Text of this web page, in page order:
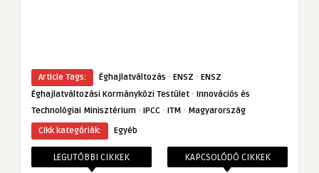
Article Tags: Éghajlatváltozás · ENSZ · ENSZ
Éghajlatváltozási Kormányközi Testület · Innovációs és
Technológiai Minisztérium · IPCC · ITM · Magyarország
Cikk kategóriák:
Egyéb
LEGUTÓBBI CIKKEK KAPCSOLÓDÓ CIKKEK